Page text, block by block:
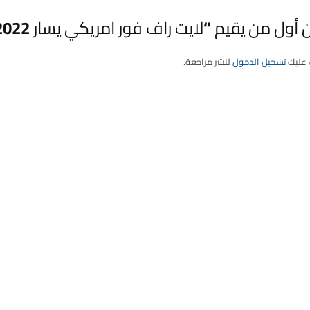
من يقيم “لايت راف فور امريكي يسار 2022”
عليكتسجيل الدخوللنشر مراجعة.